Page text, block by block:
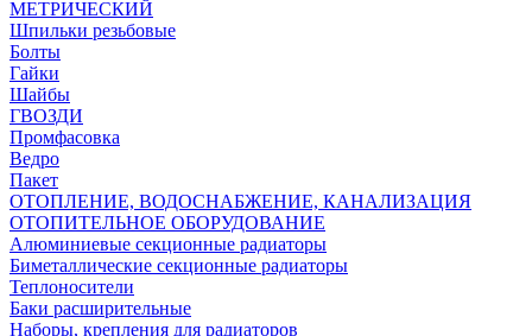
МЕТРИЧЕСКИЙ
Шпильки резьбовые
Болты
Гайки
Шайбы
ГВОЗДИ
Промфасовка
Ведро
Пакет
ОТОПЛЕНИЕ, ВОДОСНАБЖЕНИЕ, КАНАЛИЗАЦИЯ
ОТОПИТЕЛЬНОЕ ОБОРУДОВАНИЕ
Алюминиевые секционные радиаторы
Биметаллические секционные радиаторы
Теплоносители
Баки расширительные
Наборы, крепления для радиаторов